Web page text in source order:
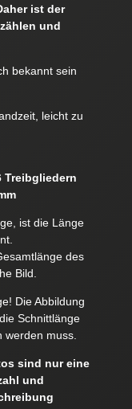
ist der
und
bekannt sein
leicht zu
Treibgliedern
ist die Länge
des
Bild.
Die Abbildung
Schnittlänge
muss.
sind nur eine
und